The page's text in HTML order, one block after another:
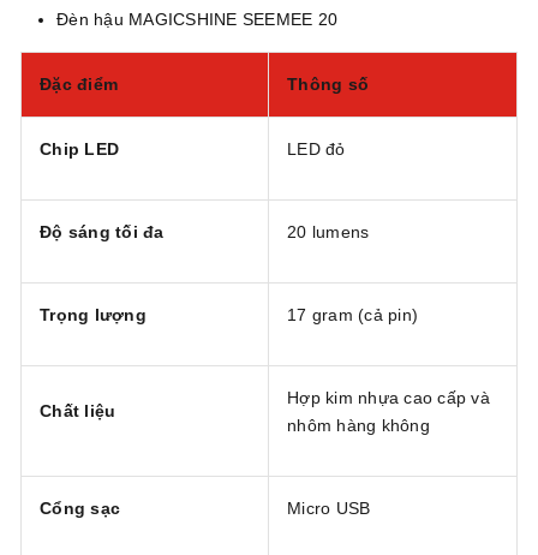
Đèn hậu MAGICSHINE SEEMEE 20
Đặc điểm Thông số
Chip LED LED đỏ
Độ sáng tối đa 20 lumens
Trọng lượng 17 gram (cả pin)
Chất liệu
Hợp kim nhựa cao cấp và
nhôm hàng không
Cổng sạc Micro USB